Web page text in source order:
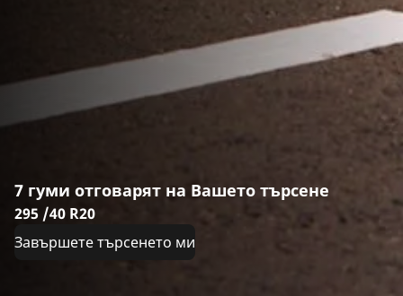
7 гуми отговарят на Вашето търсене
295 /40 R20
Завършете търсенето ми